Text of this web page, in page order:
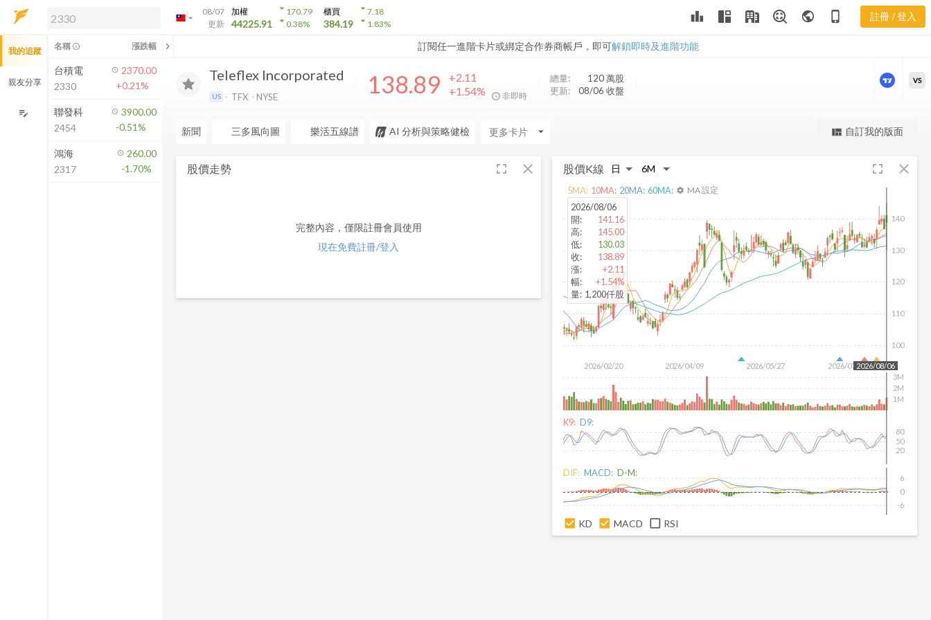
arrow_drop_down
08/07
更新
加權
44225.91
arrow_drop_down170.79
arrow_drop_down0.38%
櫃買
384.19
arrow_drop_down7.18
arrow_drop_down1.83% leaderboard public phone_iphone 註冊 / 登入
訂閱任一進階卡片或綁定合作券商帳戶，即可解鎖即時及進階功能
解鎖即時行情及進階功能
方案」，即可解鎖以下功能：
即時行情
即時市況與排行
成交金額熱力圖
前往方案訂閱
如何綁定合作券商
TFX 股價走勢
Teleflex Incorporated
US TFX NYSE 138.89
+2.11
+1.54%
非即時
總量: 120 萬股
更新:
08/06 收盤
更強大的進階價量圖表
VS
新聞 三多風向圖 樂活五線譜 AI 分析與策略健檢 arrow_drop_down view_quilt 自訂我的版面
股價走勢 fullscreen close
完整內容，僅限註冊會員使用
現在免費註冊/登入
股價K線 fullscreen close
2026/02/20 2026/04/09 2026/05/27 2026/07/15
100
110
120
130
140
2026/08/06
1M
2M
3M
2026/08/06
開:
141.16
高:
145.00
低:
130.03
收:
138.89
漲:
+2.11
幅:
+1.54%
量: 1,200仟股
5MA: 10MA: 20MA: 60MA: settings MA 設定
K9: D9:
20
50
80
DIF: MACD: D-M:
-6
0
6
KD MACD RSI
我的追蹤
親友分享
edit_note
名稱 info_outline 漲跌幅 chevron_left
台積電
2330
2370.00
+0.21%
聯發科
2454
3900.00
-0.51%
鴻海
2317
260.00
-1.70%